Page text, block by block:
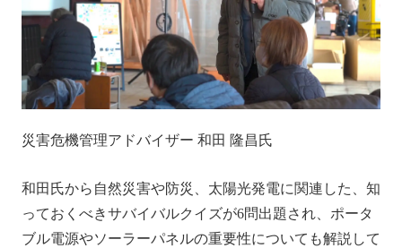
災害危機管理アドバイザー 和田 隆昌氏
和田氏から自然災害や防災、太陽光発電に関連した、知
っておくべきサバイバルクイズが6問出題され、ポータ
ブル電源やソーラーパネルの重要性についても解説して